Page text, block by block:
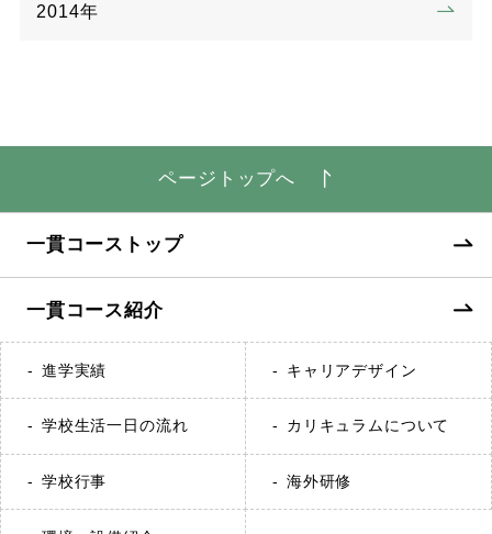
2014年
ページトップへ
一貫コーストップ
一貫コース紹介
進学実績 キャリアデザイン
学校生活一日の流れ カリキュラムについて
学校行事 海外研修